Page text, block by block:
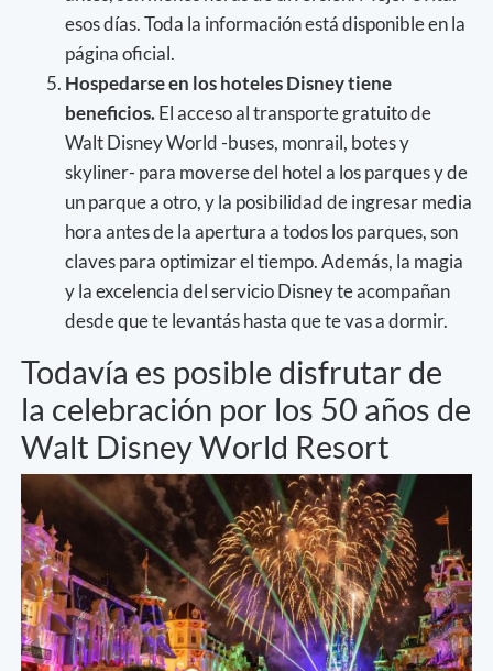
esos días. Toda la información está disponible en la
página oficial.
Hospedarse en los hoteles Disney tiene
beneficios.El acceso al transporte gratuito de
Walt Disney World -buses, monrail, botes y
skyliner- para moverse del hotel a los parques y de
un parque a otro, y la posibilidad de ingresar media
hora antes de la apertura a todos los parques, son
claves para optimizar el tiempo. Además, la magia
y la excelencia del servicio Disney te acompañan
desde que te levantás hasta que te vas a dormir.
Todavía es posible disfrutar de
la celebración por los 50 años de
Walt Disney World Resort